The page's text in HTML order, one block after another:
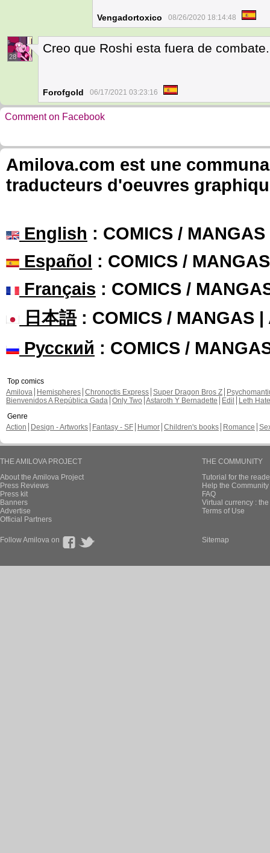
Vengadortoxico 08/26/2020 18:14:48
28
Creo que Roshi esta fuera de combate.
Forofgold 06/17/2021 03:23:16
Comment on Facebook
Amilova.com est une
traducteurs d'oeuvres
English : COMICS /
Español : COMICS /
Français : COMICS /
日本語: COMICS / MANGAS |
Русский : COMICS /
Top comics
Amilova
Hemispheres Chronoctis Express Super Dragon Bros Z
Bienvenidos A República Gada Only Two Astaroth Y Bernadette Edil
Leth Hate
Genre
Action
Design - Artworks Fantasy - SF Humor Children's books Romance
THE AMILOVA PROJECT
About the Amilova Project
Press Reviews
Press kit
Banners
Advertise
Official Partners
THE COMMUNITY
Tutorial for the
Help the
FAQ
Virtual currency :
Terms of Use
Follow Amilova on Sitemap